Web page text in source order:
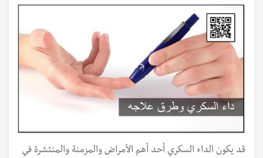
قد يكون الداء السكري أحد أهم الأمراض والمزمنة والمنتشرة في